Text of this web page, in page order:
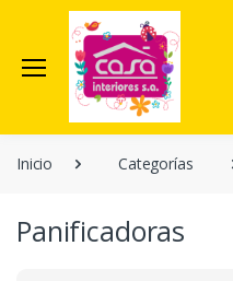
Inicio Categorías
Panificadoras